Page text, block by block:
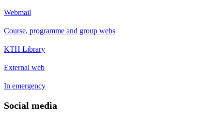
Webmail
Course, programme and group webs
KTH Library
External web
In emergency
Social media